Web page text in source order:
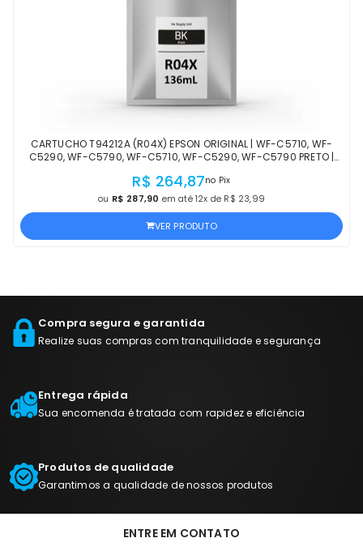
CARTUCHO T94212A (R04X) EPSON ORIGINAL | WF-C5710, WF-
C5290, WF-C5790, WF-C5710, WF-C5290, WF-C5790 PRETO |
R$ 264,87no Pix
ou R$ 287,90 em até 12x de R$ 23,99
VER PRODUTO
Compra segura e garantida
Realize suas compras com tranquilidade e segurança
Entrega rápida
Sua encomenda é tratada com rapidez e eficiência
Produtos de qualidade
Garantimos a qualidade de nossos produtos
ENTRE EM CONTATO